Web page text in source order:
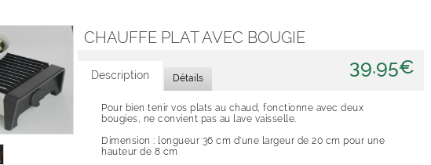
CHAUFFE PLAT AVEC BOUGIE
Description Détails
Commentaires
39.95€
Pour bien tenir vos plats au chaud, fonctionne avec deux
bougies, ne convient pas au lave vaisselle.
Dimension : longueur 36 cm d'une largeur de 20 cm pour une
hauteur de 8 cm